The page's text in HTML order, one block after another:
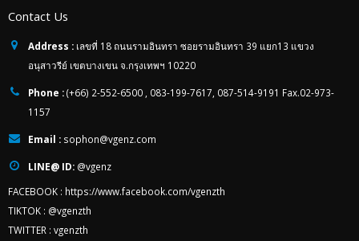
Contact Us
Address : เลขที่ 18 ถนนรามอินทรา ซอยรามอินทรา 39 แยก13 แขวง
อนุสาวรีย์ เขตบางเขน จ.กรุงเทพฯ 10220
Phone :(+66) 2-552-6500 , 083-199-7617, 087-514-9191 Fax.02-973-
1157
Email : sophon@vgenz.com
LINE@ ID: @vgenz
FACEBOOK : https://www.facebook.com/vgenzth
TIKTOK : @vgenzth
TWITTER : vgenzth